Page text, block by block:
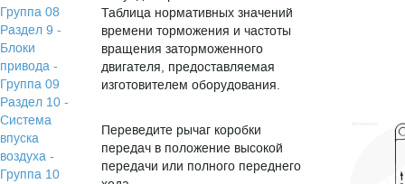
Группа 08
Раздел 9 -
Блоки
привода -
Группа 09
Раздел 10 -
Система
впуска
воздуха -
Группа 10
Таблица нормативных значений
времени торможения и частоты
вращения заторможенного
двигателя, предоставляемая
изготовителем оборудования.
Переведите рычаг коробки
передач в положение высокой
передачи или полного переднего